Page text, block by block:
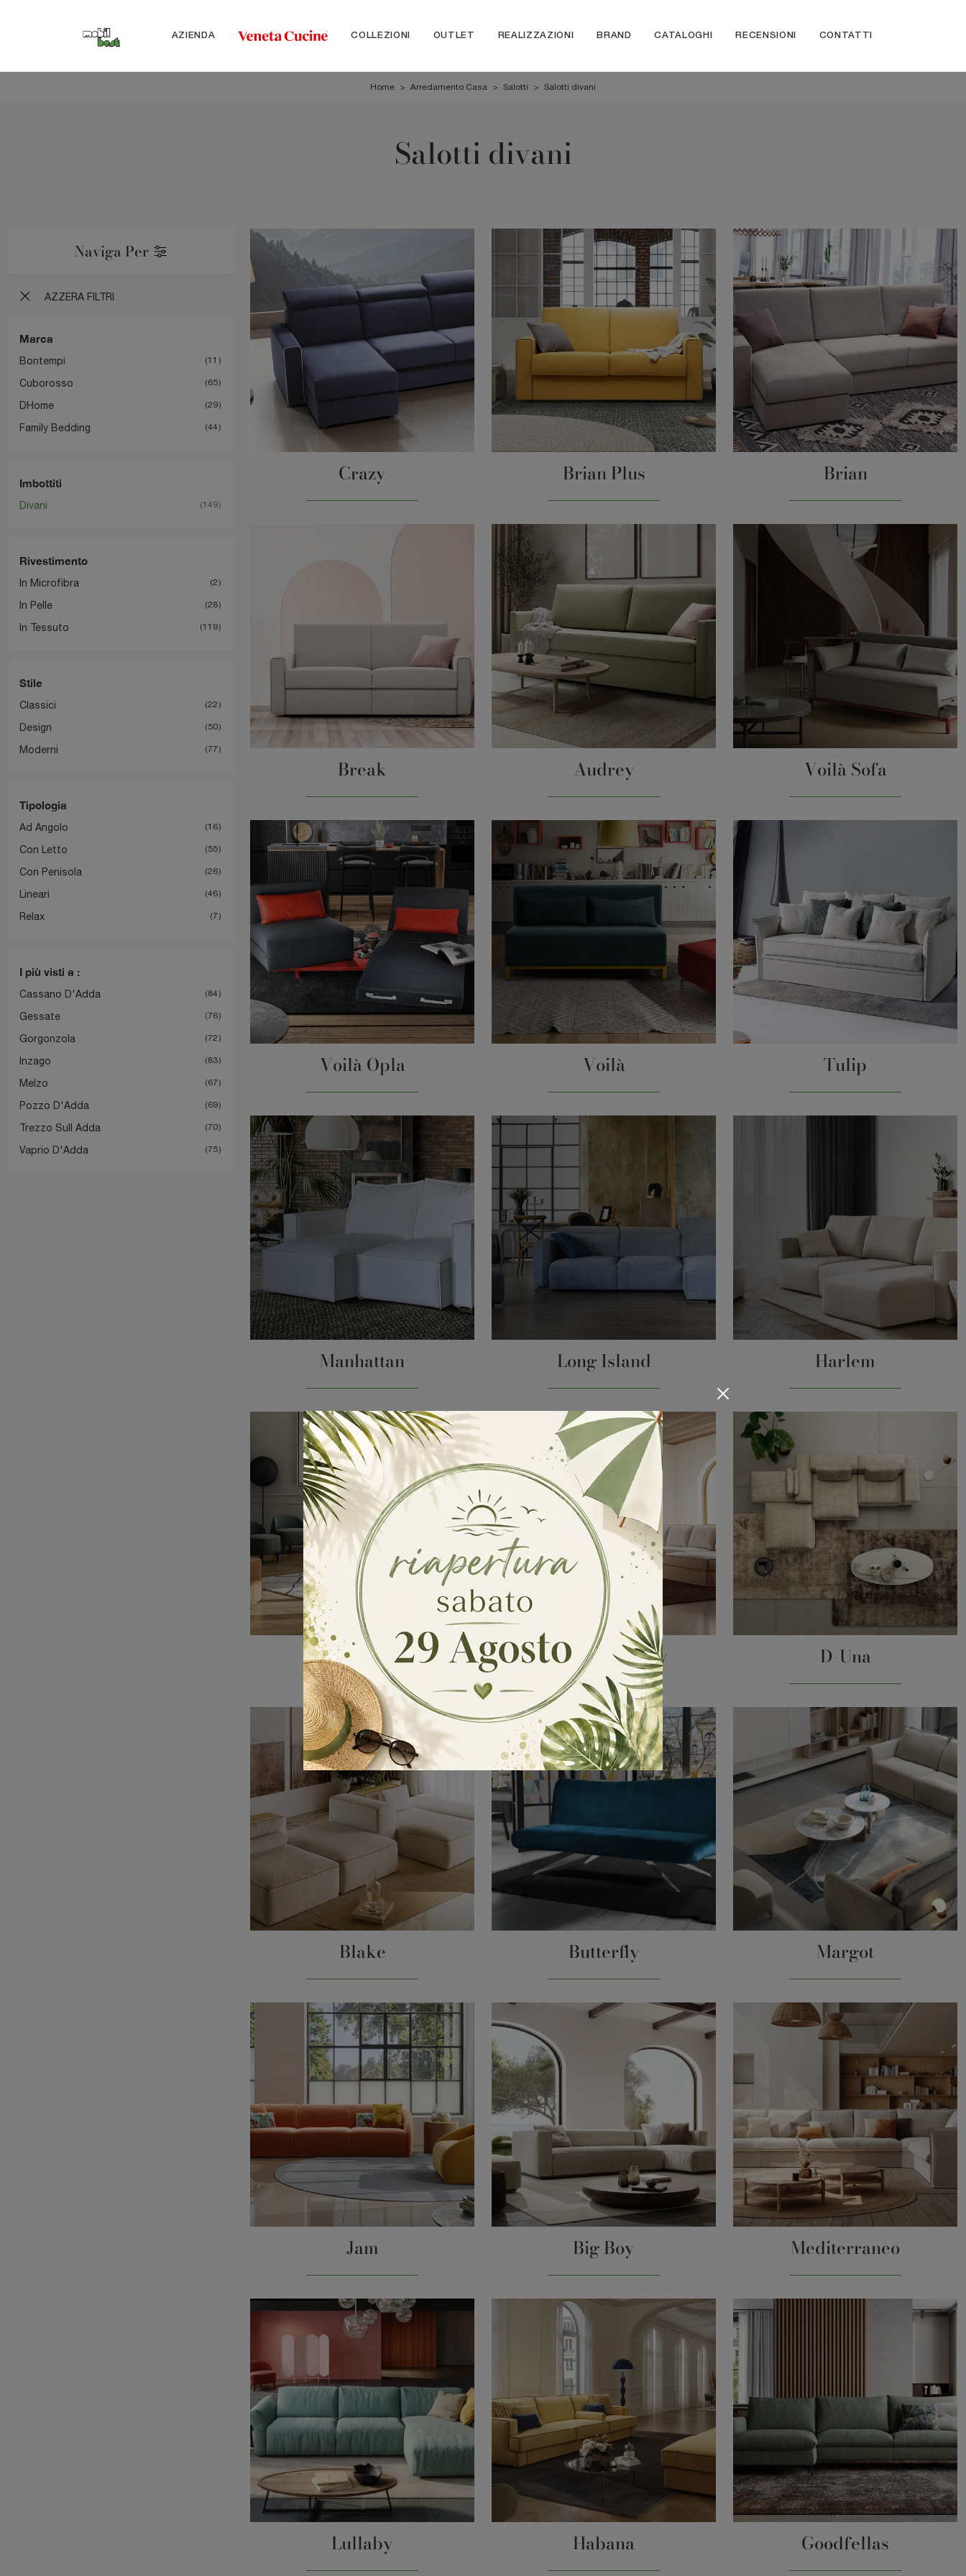
AZIENDA COLLEZIONI OUTLET REALIZZAZIONI BRAND CATALOGHI RECENSIONI CONTATTI
Home > Arredamento Casa > Salotti > Salotti divani
Salotti divani
Naviga Per
AZZERA FILTRI
Marca
Bontempi 11
Cuborosso 65
DHome 29
Family Bedding 44
Imbottiti
Divani 149
Rivestimento
In Microfibra 2
In Pelle 28
In Tessuto 119
Stile
Classici 22
Design 50
Moderni 77
Tipologia
Ad Angolo 16
Con Letto 55
Con Penisola 26
Lineari 46
Relax 7
I più visti a :
Cassano D'Adda 84
Gessate 76
Gorgonzola 72
Inzago 83
Melzo 67
Pozzo D'Adda 69
Trezzo Sull Adda 70
Vaprio D'Adda 75
Crazy Brian Plus Brian
Break Audrey Voilà Sofa
Voilà Opla Voilà Tulip
Manhattan Long Island Harlem
Civas Morgan Shabby D-Una
Blake Butterfly Margot
Jam Big Boy Mediterraneo
Lullaby Habana Goodfellas